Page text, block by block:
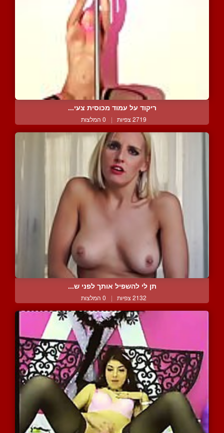
ריקוד על עמוד מכוסית צעי...
2719 צפיות | 0 המלצות
תן לי להשפיל אותך לפני ש...
2132 צפיות | 0 המלצות